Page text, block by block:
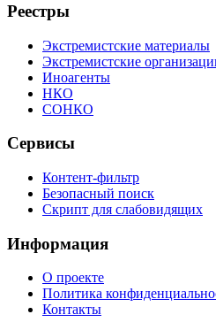
Реестры
Экстремистские материалы
Экстремистские
Иноагенты
НКО
СОНКО
Сервисы
Контент-фильтр
Безопасный поиск
Скрипт для слабовидящих
Информация
О проекте
Политика
Контакты